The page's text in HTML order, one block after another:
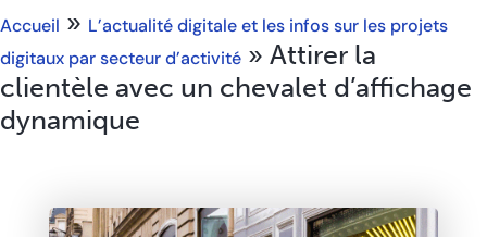
Accueil » L’actualité digitale et les infos sur les projets
digitaux par secteur d’activité » Attirer la
clientèle avec un chevalet d’affichage
dynamique